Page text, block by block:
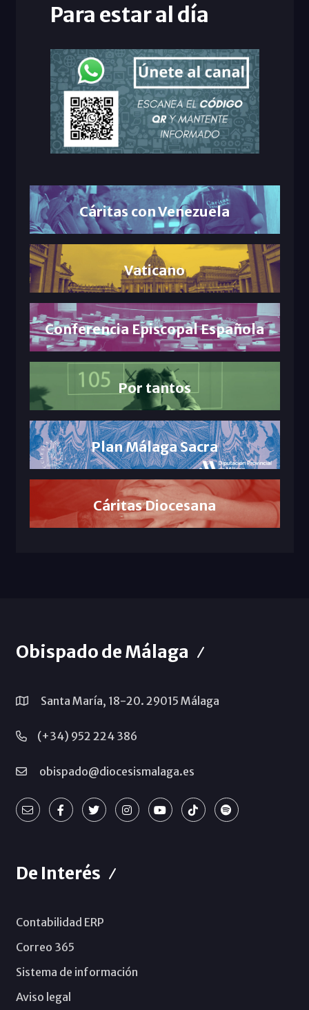
Para estar al día
Cáritas con Venezuela
Vaticano
Conferencia Episcopal Española
Por tantos
Plan Málaga Sacra
Cáritas Diocesana
Obispado de Málaga
Santa María, 18-20. 29015 Málaga
(+34) 952 224 386
obispado@diocesismalaga.es
De Interés
Contabilidad ERP
Correo 365
Sistema de información
Aviso legal